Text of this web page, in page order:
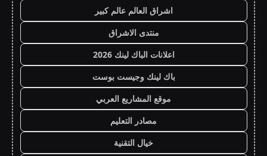
اشراق العالم عالم كبير
منتدى الاشراق
اعلانات الباك لينك 2026
باك لينك وجيست بوست
موقع المشاريع العربي
مصادر التعليم
خيال التقنية